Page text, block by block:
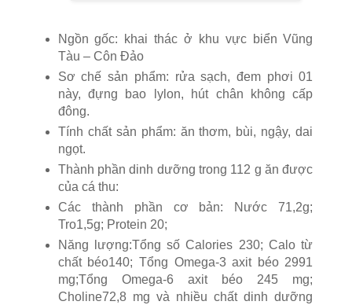
Ngồn gốc: khai thác ở khu vực biển Vũng
Tàu – Côn Đảo
Sơ chế sản phẩm: rửa sạch, đem phơi 01
này, đựng bao lylon, hút chân không cấp
đông.
Tính chất sản phẩm: ăn thơm, bùi, ngậy, dai
ngọt.
Thành phần dinh dưỡng trong 112 g ăn được
của cá thu:
Các thành phần cơ bản: Nước 71,2g;
Tro1,5g; Protein 20;
Năng lượng:Tổng số Calories 230; Calo từ
chất béo140; Tổng Omega-3 axit béo 2991
mg;Tổng Omega-6 axit béo 245 mg;
Choline72,8 mg và nhiều chất dinh dưỡng